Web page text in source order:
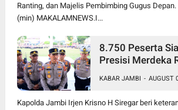
Ranting, dan Majelis Pembimbing Gugus Depan.
(min) MAKALAMNEWS.I...
8.750 Peserta
Presisi Merdeka
Personel untuk
KABAR JAMBI - AUGUST
Kapolda Jambi Irjen Krisno H Siregar beri